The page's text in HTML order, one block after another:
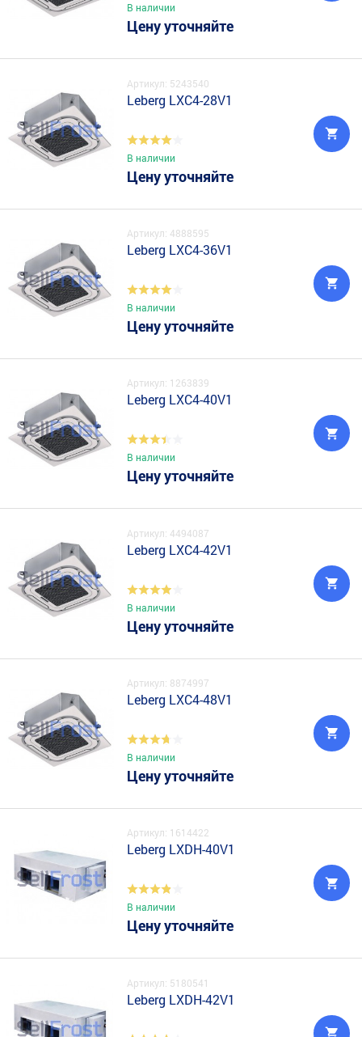
В наличии
Цену уточняйте
Артикул: 5243540
Leberg LXC4-28V1
В наличии
Цену уточняйте
Артикул: 4888595
Leberg LXC4-36V1
В наличии
Цену уточняйте
Артикул: 1263839
Leberg LXC4-40V1
В наличии
Цену уточняйте
Артикул: 4494087
Leberg LXC4-42V1
В наличии
Цену уточняйте
Артикул: 8874997
Leberg LXC4-48V1
В наличии
Цену уточняйте
Артикул: 1614422
Leberg LXDH-40V1
В наличии
Цену уточняйте
Артикул: 5180541
Leberg LXDH-42V1